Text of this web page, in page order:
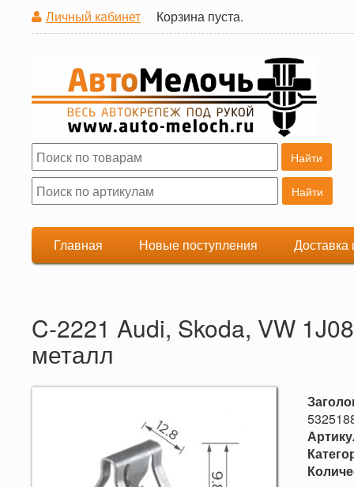
Личный кабинет Корзина пуста.
Форма поиска
Поиск
Главная Новые поступления Доставка
C-2221 Audi, Skoda, VW
металл